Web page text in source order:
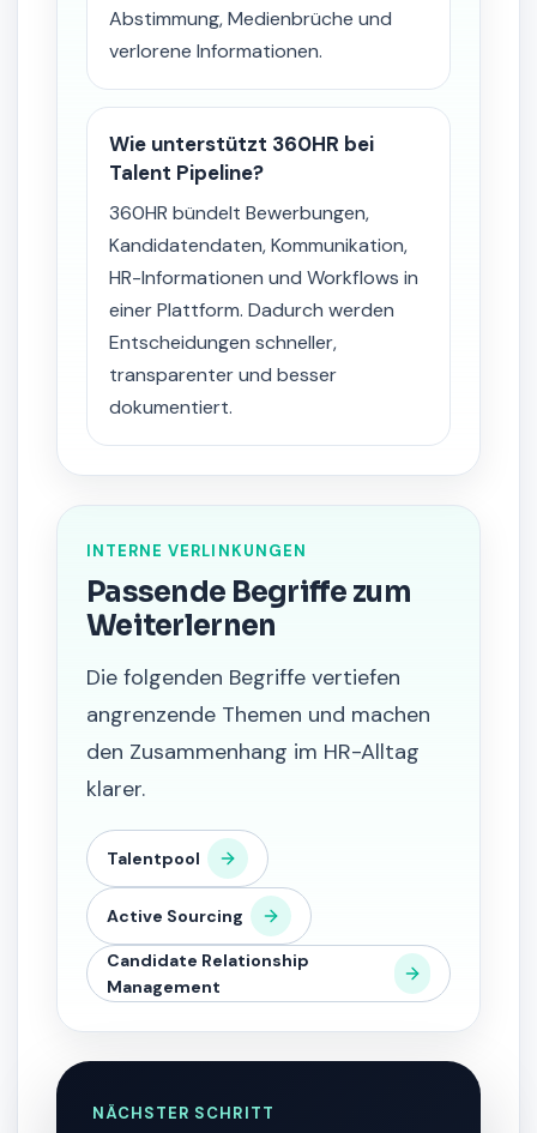
Abstimmung, Medienbrüche und
verlorene Informationen.
Wie unterstützt 360HR bei
Talent Pipeline?
360HR bündelt Bewerbungen,
Kandidatendaten, Kommunikation,
HR-Informationen und Workflows in
einer Plattform. Dadurch werden
Entscheidungen schneller,
transparenter und besser
dokumentiert.
INTERNE VERLINKUNGEN
Passende Begriffe zum
Weiterlernen
Die folgenden Begriffe vertiefen
angrenzende Themen und machen
den Zusammenhang im HR-Alltag
klarer.
Talentpool
Active Sourcing
Candidate Relationship
Management
NÄCHSTER SCHRITT